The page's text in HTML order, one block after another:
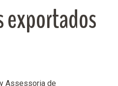
exportados
Assessoria de